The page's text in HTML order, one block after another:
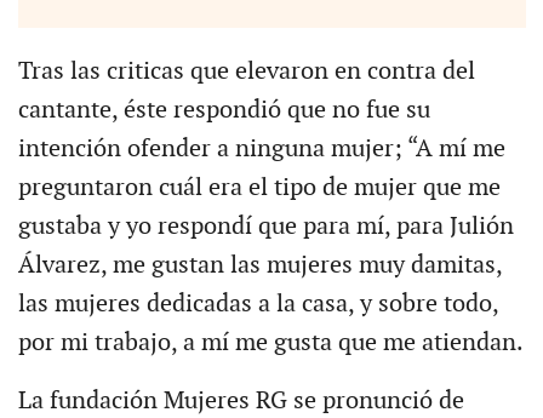
Tras las criticas que elevaron en contra del
cantante, éste respondió que no fue su
intención ofender a ninguna mujer; “A mí me
preguntaron cuál era el tipo de mujer que me
gustaba y yo respondí que para mí, para Julión
Álvarez, me gustan las mujeres muy damitas,
las mujeres dedicadas a la casa, y sobre todo,
por mi trabajo, a mí me gusta que me atiendan.
La fundación Mujeres RG se pronunció de